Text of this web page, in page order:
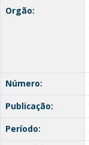
Orgão:
Número:
Publicação:
Período: